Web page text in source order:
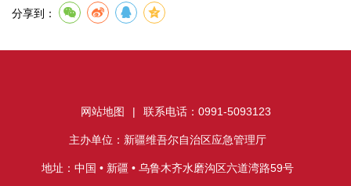
分享到：
网站地图 | 联系电话：0991-5093123
主办单位：新疆维吾尔自治区应急管理厅
地址：中国 • 新疆 • 乌鲁木齐水磨沟区六道湾路59号